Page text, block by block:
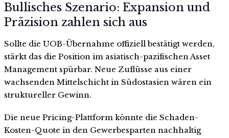
Bullisches Szenario: Expansion und
Präzision zahlen sich aus
Sollte die UOB-Übernahme offiziell bestätigt werden,
stärkt das die Position im asiatisch-pazifischen Asset
Management spürbar. Neue Zuflüsse aus einer
wachsenden Mittelschicht in Südostasien wären ein
struktureller Gewinn.
Die neue Pricing-Plattform könnte die Schaden-
Kosten-Quote in den Gewerbesparten nachhaltig